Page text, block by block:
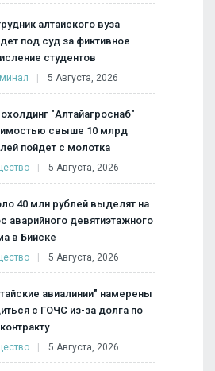
алтайского вуза
под суд за фиктивное
студентов
5 Августа, 2026
"Алтайагроснаб"
свыше 10 млрд
пойдет с молотка
5 Августа, 2026
40 млн рублей выделят на
аварийного девятиэтажного
в Бийске
5 Августа, 2026
авиалинии" намерены
с ГОЧС из-за долга по
5 Августа, 2026